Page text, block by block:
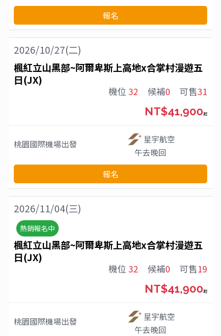
報名
2026/10/27(二)
楓紅立山黑部~阿爾卑斯上高地x合掌村漫遊五
日(JX)
機位 32 候補0 可售31
桃園國際機場出發
星宇航空
午去晚回
NT$41,900起
報名
2026/11/04(三)
熱銷報名中
楓紅立山黑部~阿爾卑斯上高地x合掌村漫遊五
日(JX)
機位 32 候補0 可售19
桃園國際機場出發
星宇航空
午去晚回
NT$41,900起